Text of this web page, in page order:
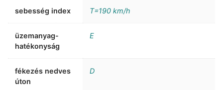
sebesség index T=190 km/h
üzemanyag-
hatékonyság
E
fékezés nedves
úton
D